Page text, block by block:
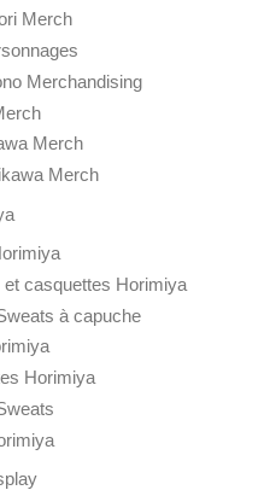
Merch
Merchandising
Merch
Merch
et casquettes Horimiya
à capuche
Horimiya